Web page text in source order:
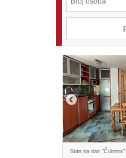
Stan na dan "Čubrina"